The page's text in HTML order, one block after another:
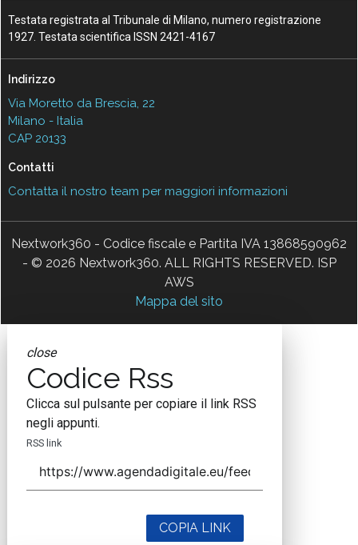
Testata registrata al Tribunale di Milano, numero registrazione
1927. Testata scientifica ISSN 2421-4167
Indirizzo
Via Moretto da Brescia, 22
Milano - Italia
CAP 20133
Contatti
Contatta il nostro team per maggiori informazioni
Nextwork360 - Codice fiscale e Partita IVA 13868590962
- © 2026 Nextwork360. ALL RIGHTS RESERVED. ISP
AWS
Mappa del sito
close
Codice Rss
Clicca sul pulsante per copiare il link RSS
negli appunti.
RSS link
COPIA LINK